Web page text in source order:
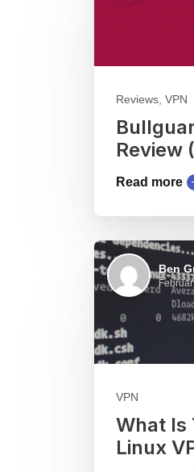
Reviews, VPN
Review
Read more
Ben
VPN
What Is
Linux